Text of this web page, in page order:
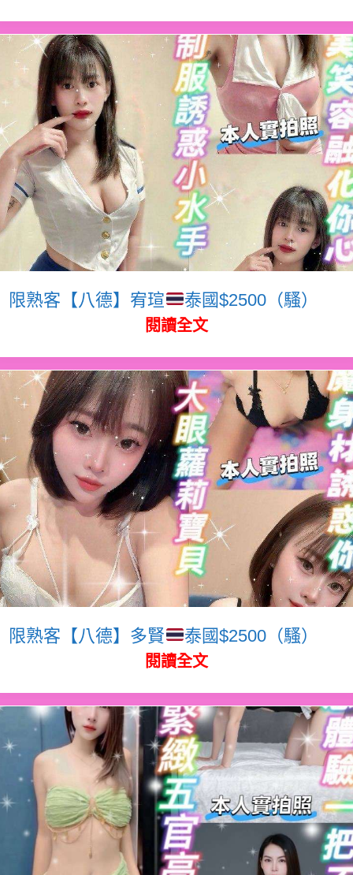
限熟客【八德】宥瑄 泰國$2500（騷）
閱讀全文
限熟客【八德】多賢 泰國$2500（騷）
閱讀全文